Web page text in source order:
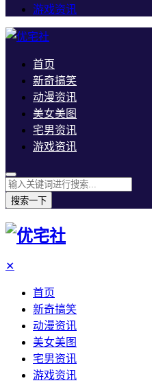
游戏资讯
首页
新奇搞笑
动漫资讯
美女美图
宅男资讯
游戏资讯
搜索一下
✕
首页
新奇搞笑
动漫资讯
美女美图
宅男资讯
游戏资讯